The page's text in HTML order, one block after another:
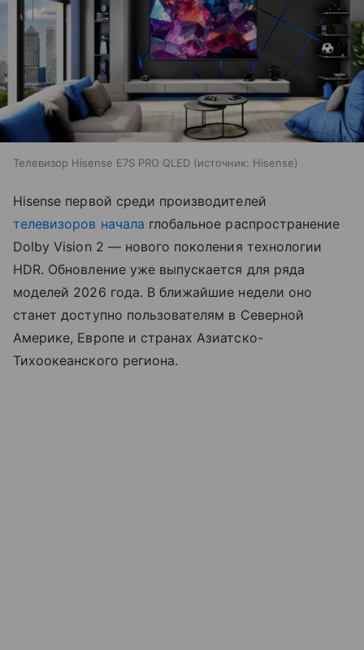
Телевизор Hisense E7S PRO QLED источник: Hisense
Hisense первой среди производителей
телевизоров начала глобальное распространение
Dolby Vision 2 — нового поколения технологии
HDR. Обновление уже выпускается для ряда
моделей 2026 года. В ближайшие недели оно
станет доступно пользователям в Северной
Америке, Европе и странах Азиатско-
Тихоокеанского региона.